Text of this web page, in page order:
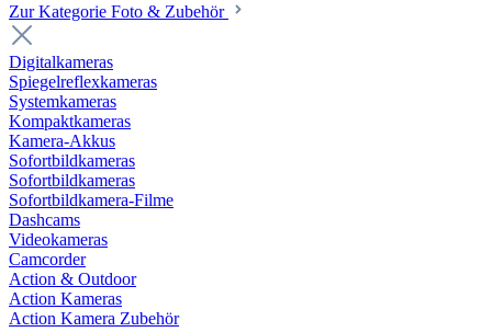
Zur Kategorie Foto & Zubehör
Digitalkameras
Spiegelreflexkameras
Systemkameras
Kompaktkameras
Kamera-Akkus
Sofortbildkameras
Sofortbildkameras
Sofortbildkamera-Filme
Dashcams
Videokameras
Camcorder
Action & Outdoor
Action Kameras
Action Kamera Zubehör